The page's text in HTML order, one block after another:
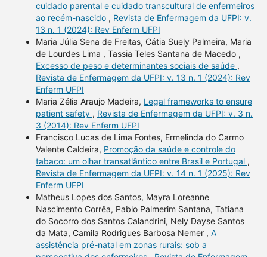
cuidado parental e cuidado transcultural de enfermeiros
ao recém-nascido , Revista de Enfermagem da UFPI: v.
13 n. 1 (2024): Rev Enferm UFPI
Maria Júlia Sena de Freitas, Cátia Suely Palmeira, Maria
de Lourdes Lima , Tassia Teles Santana de Macedo ,
Excesso de peso e determinantes sociais de saúde ,
Revista de Enfermagem da UFPI: v. 13 n. 1 (2024): Rev
Enferm UFPI
Maria Zélia Araujo Madeira, Legal frameworks to ensure
patient safety , Revista de Enfermagem da UFPI: v. 3 n.
3 (2014): Rev Enferm UFPI
Francisco Lucas de Lima Fontes, Ermelinda do Carmo
Valente Caldeira, Promoção da saúde e controle do
tabaco: um olhar transatlântico entre Brasil e Portugal ,
Revista de Enfermagem da UFPI: v. 14 n. 1 (2025): Rev
Enferm UFPI
Matheus Lopes dos Santos, Mayra Loreanne
Nascimento Corrêa, Pablo Palmerim Santana, Tatiana
do Socorro dos Santos Calandrini, Nely Dayse Santos
da Mata, Camila Rodrigues Barbosa Nemer , A
assistência pré-natal em zonas rurais: sob a